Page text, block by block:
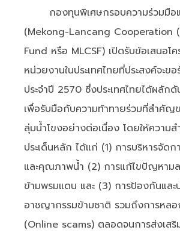
กองทุนพิเศษกรอบความร่วมมือแ
(Mekong-Lancang Cooperation
Fund หรือ MLCSF) เปิดรับข้อเสนอโ
หน่วยงานในประเทศไทยที่ประสงค์จะข
ประจำปี 2570 ซึ่งประเทศไทยได้ผลัก
เพื่อรับมือกับความท้าทายร่วมที่สำคั
ลุ่มน้ำโขงอย่างต่อเนื่อง โดยให้ความ
ประเด็นหลัก ได้แก่ (1) การบริหารจัด
และคุณภาพน้ำ (2) การแก้ไขปัญหาม
ข้ามพรมแดน และ (3) การป้องกันและ
อาชญากรรมข้ามชาติ รวมถึงการหล
(Online scams) ตลอดจนการส่งเสริ